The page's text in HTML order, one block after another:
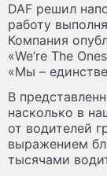
DAF решил
работу
Компания
«We’re The
«Мы –
В
насколько в
от водителей
выражением
тысячами